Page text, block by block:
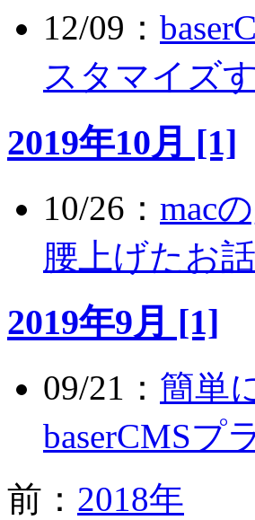
12/09：
スタマイズ
2019年10月 [1]
10/26： mac
腰上げたお話
2019年9月 [1]
09/21： 簡単
baserCMSプ
前： 2018年